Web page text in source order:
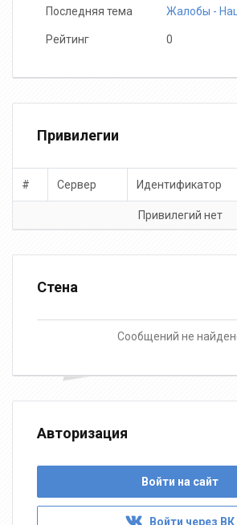
Последняя тема Жалобы -
Рейтинг 0
Привилегии
# Сервер Идентификатор
Привилегий нет
Стена
Сообщений не
Авторизация
Войти на сайт
Войти через ВК